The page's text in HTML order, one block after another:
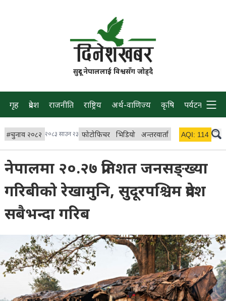
सुदूर नेपाललाई विश्वसँग जोड्दै
गृह प्रदेश राजनीति राष्ट्रिय अर्थ-वाणिज्य कृषि पर्यटन प्रवास
#चुनाव २०८२ २०८३ साउन २३ फोटोफिचर भिडियो अन्तरवार्ता विचार/ब्लग
AQI: 114
नेपालमा २०.२७ प्रतिशत जनसङ्ख्या
गरिबीको रेखामुनि, सुदूरपश्चिम प्रदेश
सबैभन्दा गरिब